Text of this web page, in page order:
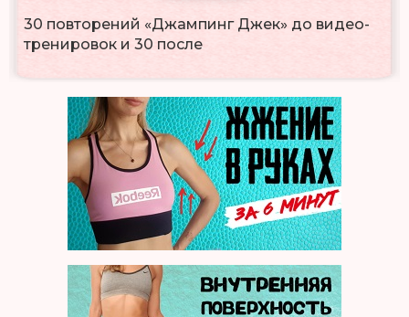
30 повторений «Джампинг Джек» до видео-
тренировок и 30 после